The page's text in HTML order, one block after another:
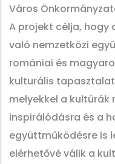
Város
A projekt célja, hogy
való nemzetközi
romániai és
kulturális
melyekkel a kultúrák
inspirálódásra és a
együttműködésre is
elérhetővé válik a